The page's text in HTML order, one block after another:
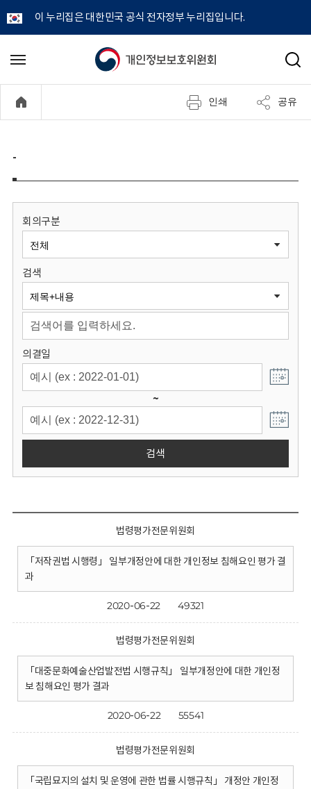
이 누리집은 대한민국 공식 전자정부 누리집입니다.
개
정
보
원
회
메
기
검
인쇄 공유
-
회의구분
검색
의결일
~
검색
법령평가전문위원회
「저작권법 시행령」 일부개정안에 대한 개인정보 침해요인 평가 결
과
2020-06-22 49321
법령평가전문위원회
「대중문화예술산업발전법 시행규칙」 일부개정안에 대한 개인정
보 침해요인 평가 결과
2020-06-22 55541
법령평가전문위원회
「국립묘지의 설치 및 운영에 관한 법률 시행규칙」 개정안 개인정